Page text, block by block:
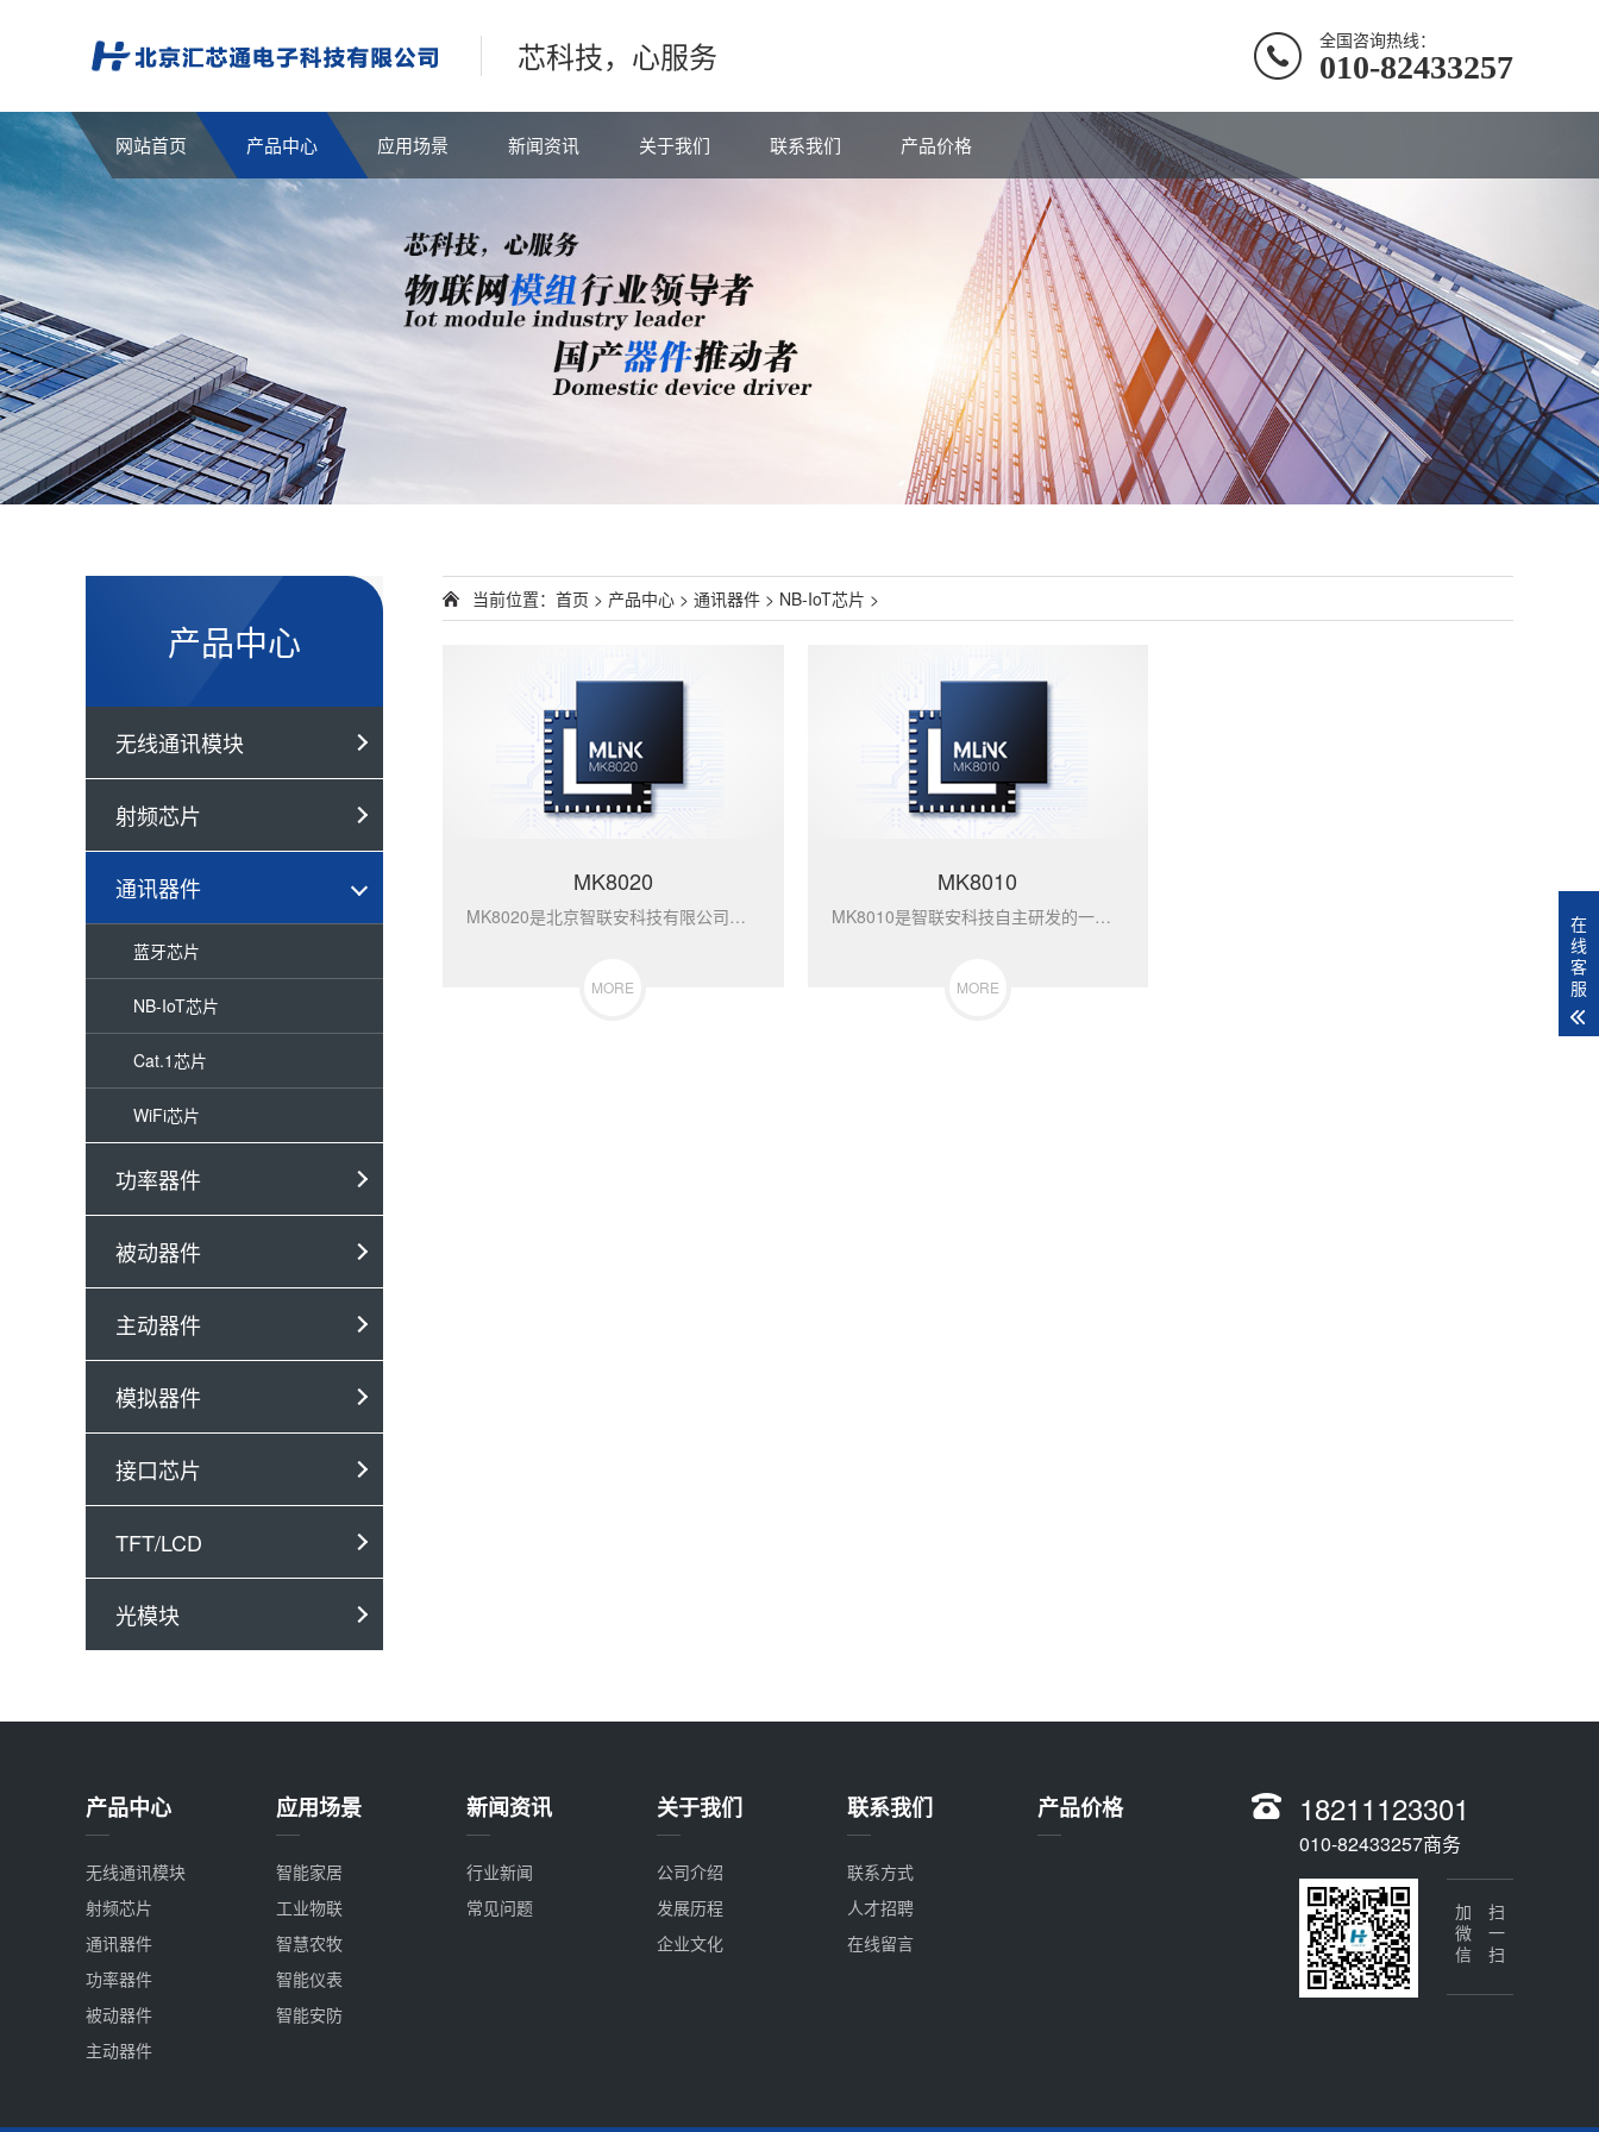
芯科技，心服务 全国咨询热线：
010-82433257
网站首页 产品中心 应用场景 新闻资讯 关于我们 联系我们 产品价格
产品中心
无线通讯模块
射频芯片
通讯器件
蓝牙芯片
NB-IoT芯片
Cat.1芯片
WiFi芯片
功率器件
被动器件
主动器件
模拟器件
接口芯片
TFT/LCD
光模块
当前位置： 首页 > 产品中心 > 通讯器件 > NB-IoT芯片 >
MK8020
MK8020是北京智联安科技有限公司在第...
MORE
MK8010
MK8010是智联安科技自主研发的一款N...
MORE
产品中心
无线通讯模块
射频芯片
通讯器件
功率器件
被动器件
主动器件
应用场景
智能家居
工业物联
智慧农牧
智能仪表
智能安防
新闻资讯
行业新闻
常见问题
关于我们
公司介绍
发展历程
企业文化
联系我们
联系方式
人才招聘
在线留言
产品价格 18211123301
010-82433257商务
扫一扫
加微信
在
线
客
服